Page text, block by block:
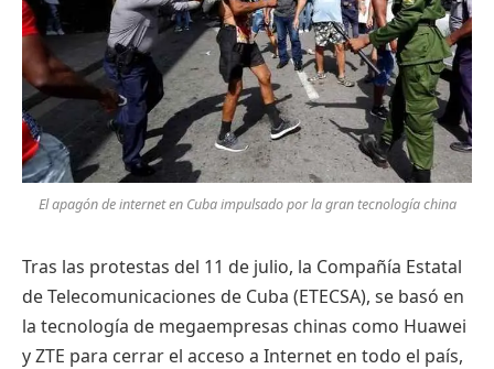
El apagón de internet en Cuba impulsado por la gran tecnología china
Tras las protestas del 11 de julio, la Compañía Estatal
de Telecomunicaciones de Cuba (ETECSA), se basó en
la tecnología de megaempresas chinas como Huawei
y ZTE para cerrar el acceso a Internet en todo el país,